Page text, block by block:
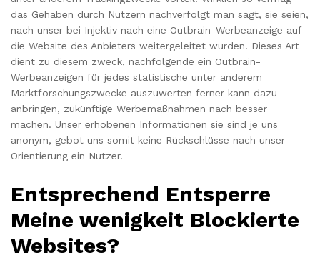
das Gehaben durch Nutzern nachverfolgt man sagt, sie seien,
nach unser bei Injektiv nach eine Outbrain-Werbeanzeige auf
die Website des Anbieters weitergeleitet wurden. Dieses Art
dient zu diesem zweck, nachfolgende ein Outbrain-
Werbeanzeigen für jedes statistische unter anderem
Marktforschungszwecke auszuwerten ferner kann dazu
anbringen, zukünftige Werbemaßnahmen nach besser
machen. Unser erhobenen Informationen sie sind je uns
anonym, gebot uns somit keine Rückschlüsse nach unser
Orientierung ein Nutzer.
Entsprechend Entsperre
Meine wenigkeit Blockierte
Websites?